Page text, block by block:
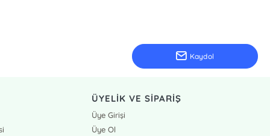
Kaydol
ÜYELİK VE SİPARİŞ
Üye Girişi
Üye Ol